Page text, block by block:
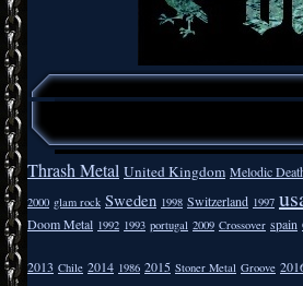
Thrash Metal United Kingdom Melodic
2000 glam rock Sweden 1998 Switzerland 1997
Doom Metal 1992 1993 portugal 2009 Crossover spain
2013 Chile 2014 1986 2015 Stoner Metal Groove